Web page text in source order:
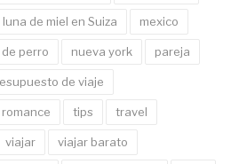
luna de miel en Suiza mexico
perro nueva york pareja
de viaje
romance tips travel
viajar viajar barato